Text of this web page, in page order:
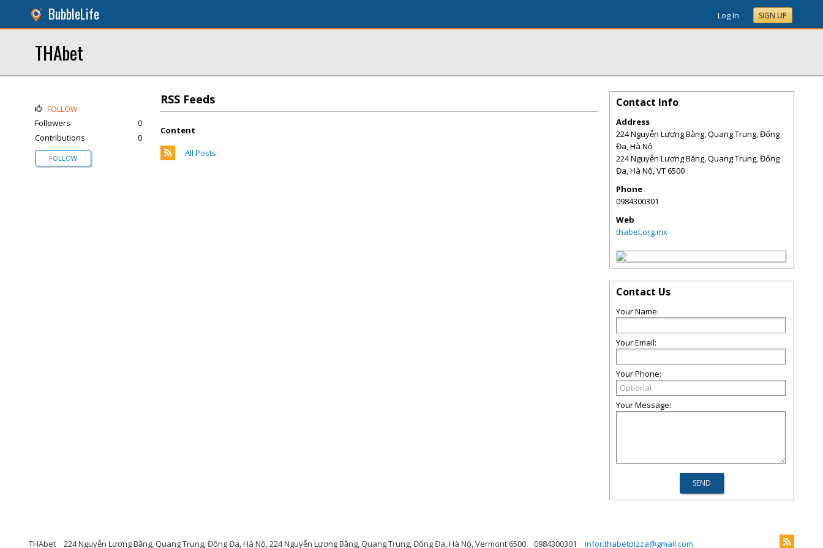
BubbleLife Log In SIGN UP
THAbet
RSS Feeds
Content
All Posts
FOLLOW
Followers
0
Contributions
0
FOLLOW
Contact Info
Address
224 Nguyễn Lương Bằng, Quang Trung, Đống
Đa, Hà Nộ
224 Nguyễn Lương Bằng, Quang Trung, Đống
Đa, Hà Nộ,VT6500
Phone
0984300301
Web
thabet.org.mx
Contact Us
Your Name:
Your Email:
Your Phone:
Your Message:
THAbet 224 Nguyễn Lương Bằng, Quang Trung, Đống Đa, Hà Nộ, 224 Nguyễn Lương Bằng, Quang Trung, Đống Đa, Hà Nộ, Vermont 6500 0984300301 infor.thabetpizza@gmail.com